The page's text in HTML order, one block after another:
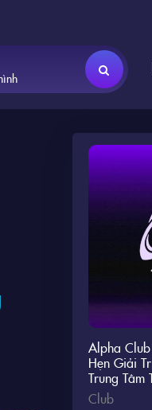
Alpha
Hẹn Giải
Trung Tâm
Club